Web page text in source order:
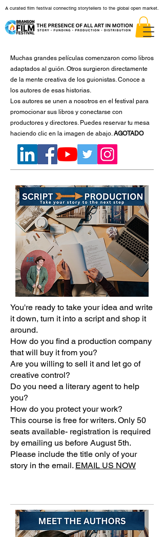
A curated film festival connecting storytellers to the global open market.
Muchas grandes películas comenzaron como libros
adaptados al guión. Otros surgieron directamente
de la mente creativa de los guionistas. Conoce a
los autores de esas historias.
Los autores se unen a nosotros en el festival para
promocionar sus libros y conectarse con
productores y directores. Puedes reservar tu mesa
haciendo clic en la imagen de abajo. AGOTADO
You're ready to take your idea and write
it down, turn it into a script and shop it
around.
How do you find a production company
that will buy it from you?
Are you willing to sell it and let go of
creative control?
Do you need a literary agent to help
you?
How do you protect your work?
This course is free for writers. Only 50
seats available- registration is required
by emailing us before August 5th.
Please include the title only of your
story in the email. EMAIL US NOW